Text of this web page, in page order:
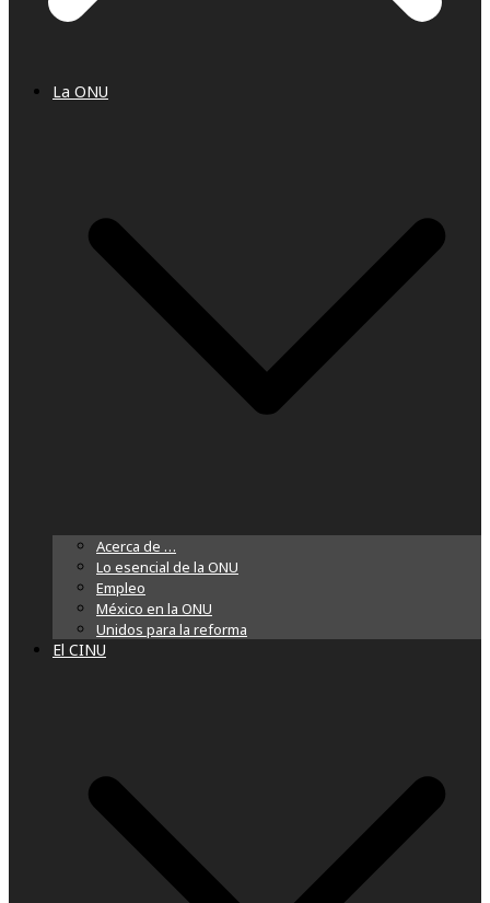
La ONU
Acerca de …
Lo esencial de la ONU
Empleo
México en la ONU
Unidos para la reforma
El CINU